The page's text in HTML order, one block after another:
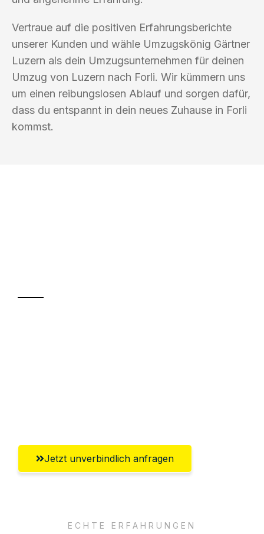
Vertraue auf die positiven Erfahrungsberichte
unserer Kunden und wähle Umzugskönig Gärtner
Luzern als dein Umzugsunternehmen für deinen
Umzug von Luzern nach Forli. Wir kümmern uns
um einen reibungslosen Ablauf und sorgen dafür,
dass du entspannt in dein neues Zuhause in Forli
kommst.
Jetzt unverbindlich anfragen
ECHTE ERFAHRUNGEN